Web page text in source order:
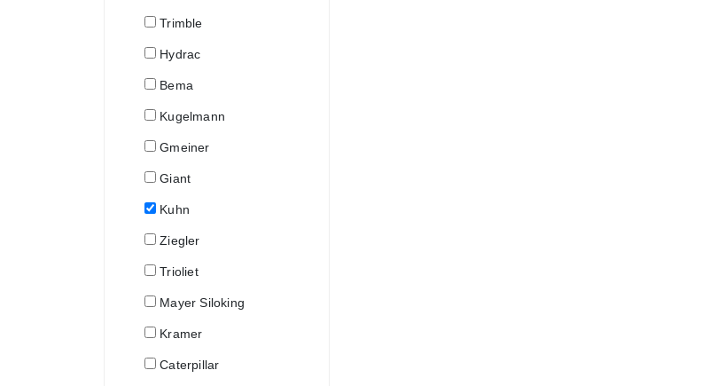
Trimble
Hydrac
Bema
Kugelmann
Gmeiner
Giant
Kuhn
Ziegler
Trioliet
Mayer Siloking
Kramer
Caterpillar